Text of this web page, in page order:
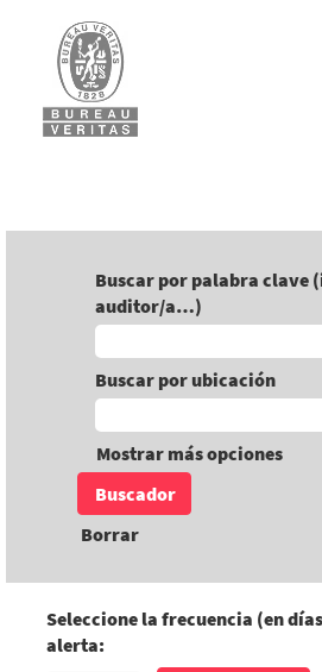
Buscar por palabra clave
auditor/a…)
Buscar por ubicación
Mostrar más opciones
Borrar
Seleccione la frecuencia (en
alerta: